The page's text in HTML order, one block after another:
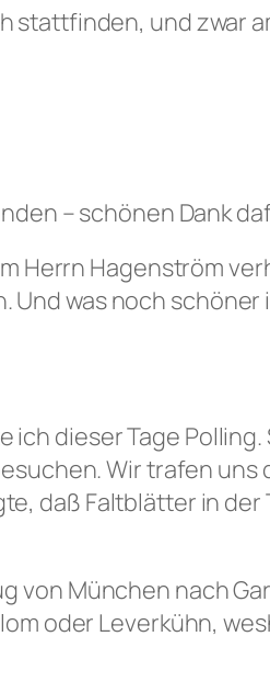
stattfinden, und zwar
– schönen Dank
Herrn Hagenström
was noch schöner
dieser Tage
Wir trafen uns
daß Faltblätter in
von München nach
oder Leverkühn,